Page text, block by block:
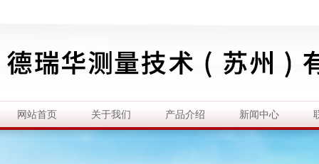
网站首页 关于我们 产品介绍 新闻中心